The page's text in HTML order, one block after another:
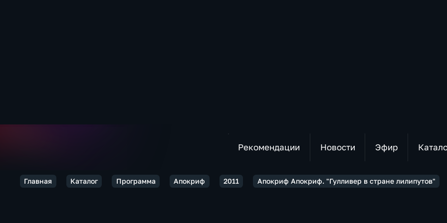
Рекомендации Новости Эфир
Главная Каталог Программа Апокриф 2011 Апокриф Апокриф. "Гулливер в стране лилипутов"